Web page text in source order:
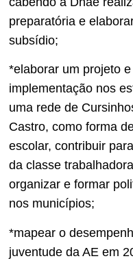
preparatória e
subsídio;
*elaborar um projeto
implementação nos
uma rede de
Castro, como forma
escolar, contribuir
da classe
organizar e formar
nos municípios;
*mapear o
juventude da AE em